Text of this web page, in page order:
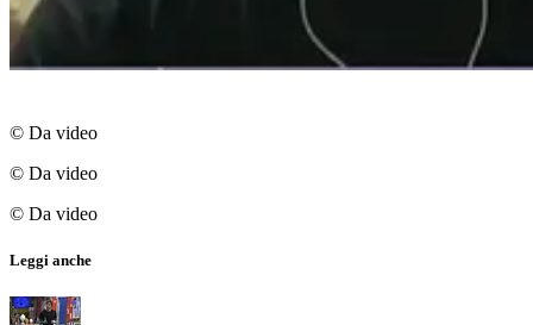
© Da video
© Da video
© Da video
Leggi anche